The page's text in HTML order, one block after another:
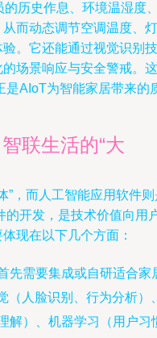
历史作息、环境温湿度
而动态调节空调温度、灯
。它还能通过视觉识别技
场景响应与安全警戒。这
是AIoT为智能家居带来的
联生活的“大
”，而人工智能应用软件
的开发，是技术价值向用
现在以下几个方面：
先需要集成或自研适合家
（人脸识别、行为分析）
解）、机器学习（用户习